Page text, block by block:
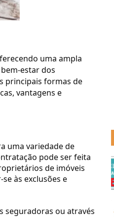
uma ampla
estar dos
principais formas de
vantagens e
uma variedade de
pode ser feita
de imóveis
às exclusões e
seguradoras ou através